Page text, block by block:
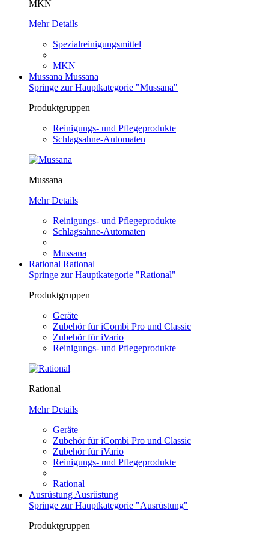
MKN
Mehr Details
Spezialreinigungsmittel
MKN
Mussana Mussana
Springe zur Hauptkategorie "Mussana"
Produktgruppen
Reinigungs- und Pflegeprodukte
Schlagsahne-Automaten
Mussana
Mehr Details
Reinigungs- und Pflegeprodukte
Schlagsahne-Automaten
Mussana
Rational Rational
Springe zur Hauptkategorie "Rational"
Produktgruppen
Geräte
Zubehör für iCombi Pro und Classic
Zubehör für iVario
Reinigungs- und Pflegeprodukte
Rational
Mehr Details
Geräte
Zubehör für iCombi Pro und Classic
Zubehör für iVario
Reinigungs- und Pflegeprodukte
Rational
Ausrüstung Ausrüstung
Springe zur Hauptkategorie "Ausrüstung"
Produktgruppen